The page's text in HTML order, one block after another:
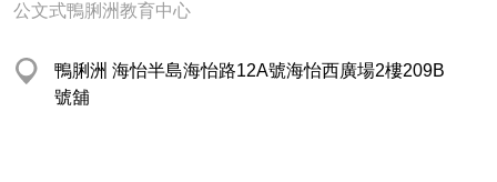
公文式鴨脷洲教育中心
鴨脷洲 海怡半島海怡路12A號海怡西廣場2樓209B
號舖